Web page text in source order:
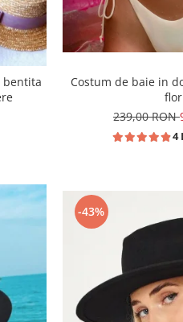
bentita
Costum de baie in
239,00 RON
4
-43%